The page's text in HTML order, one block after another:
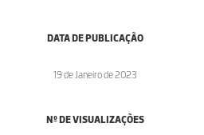
DATA DE PUBLICAÇÃO
19 de Janeiro de 2023
Nº DE VISUALIZAÇÕES